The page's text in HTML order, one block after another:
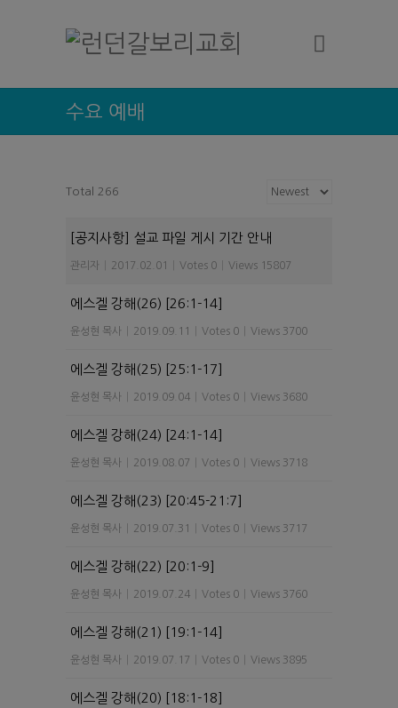
수요 예배
Total 266
[공지사항] 설교 파일 게시 기간 안내
관리자 2017.02.01 Votes 0 Views 15807
에스겔 강해(26) [26:1-14]
윤성현 목사 2019.09.11 Votes 0 Views 3700
에스겔 강해(25) [25:1-17]
윤성현 목사 2019.09.04 Votes 0 Views 3680
에스겔 강해(24) [24:1-14]
윤성현 목사 2019.08.07 Votes 0 Views 3718
에스겔 강해(23) [20:45-21:7]
윤성현 목사 2019.07.31 Votes 0 Views 3717
에스겔 강해(22) [20:1-9]
윤성현 목사 2019.07.24 Votes 0 Views 3760
에스겔 강해(21) [19:1-14]
윤성현 목사 2019.07.17 Votes 0 Views 3895
에스겔 강해(20) [18:1-18]